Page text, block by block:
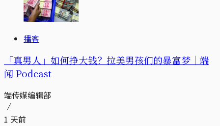
播客
「真男人」如何挣大钱？拉美男孩们的暴富梦｜端
闻 Podcast
端传媒编辑部
1 天前